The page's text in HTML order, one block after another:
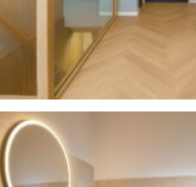
sowie einer ca.
Besonders
flexibel
erweitern.